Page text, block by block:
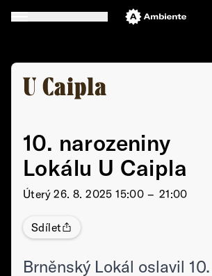
10. narozeniny
Lokálu U Caipla
Úterý 26. 8. 2025 15:00 –⁠⁠⁠⁠⁠⁠ 21:00
Sdílet
Brněnský Lokál oslavil 10.